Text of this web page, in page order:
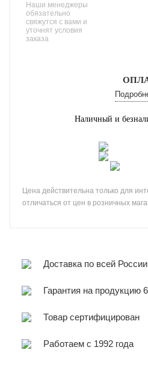
Наши менеджеры
обязательно
свяжутся с вами и
уточнят условия
заказа
Наличный и
Цена действительна только для
отличаться от цен в розничных
Доставка по всей России
Гарантия на продукцию
Товар сертифицирован
Работаем с 1992 года